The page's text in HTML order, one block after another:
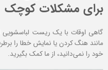
برای مشکلات کوچک
گاهی اوقات با یک ریست
مانند هنگ کردن یا نمایش خطا را
خود را نمی‌دانید، از ما کمک بگیرید.